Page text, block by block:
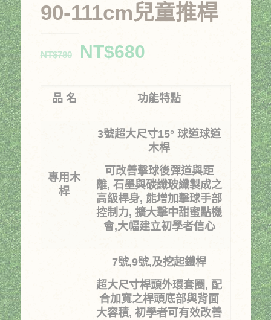
90-111cm兒童推桿
NT$780
原
價
NT$780。
NT$680目
價
格：
NT$680。
品 名 功能特點
專用木
桿
3號超大尺寸15° 球道球道
木桿
可改善擊球後彈道與距
離, 石墨與碳纖玻纖製成之
高級桿身, 能增加擊球手部
控制力, 擴大擊中甜蜜點機
會,大幅建立初學者信心
7號,9號,及挖起鐵桿
超大尺寸桿頭外環套圈, 配
合加寬之桿頭底部與背面
大容積, 初學者可有效改善